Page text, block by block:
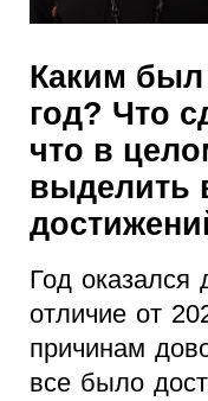
Каким был
год? Что
что в
выделить
Год оказался
отличие от
причинам
все было